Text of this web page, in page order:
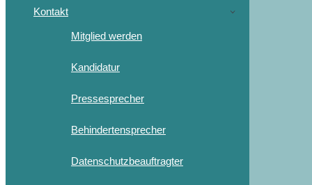
Kontakt
Mitglied werden
Kandidatur
Pressesprecher
Behindertensprecher
Datenschutzbeauftragter